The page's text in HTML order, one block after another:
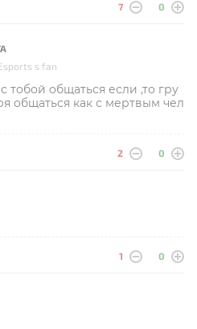
7 0
s fan
тобой общаться если ,то гру
общаться как с мертвым чел
2 0
1 0